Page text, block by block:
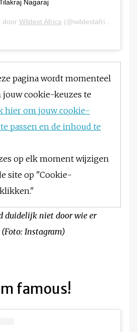
Nagaraj
door Wildest Africa (@wildestafrica) op
pagina wordt momenteel
cookie-keuzes te
hier om jouw cookie-
passen en de inhoud te
op elk moment wijzigen
site op "Cookie-
duidelijk niet door wie er
Instagram)
famous!